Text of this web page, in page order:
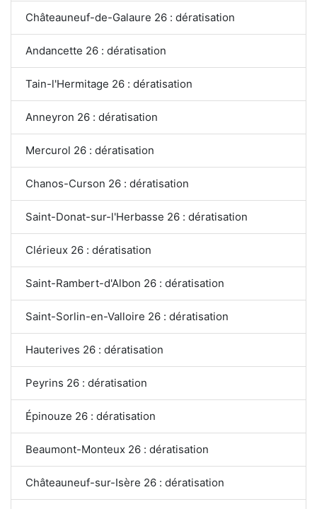
Châteauneuf-de-Galaure 26 : dératisation
Andancette 26 : dératisation
Tain-l'Hermitage 26 : dératisation
Anneyron 26 : dératisation
Mercurol 26 : dératisation
Chanos-Curson 26 : dératisation
Saint-Donat-sur-l'Herbasse 26 : dératisation
Clérieux 26 : dératisation
Saint-Rambert-d'Albon 26 : dératisation
Saint-Sorlin-en-Valloire 26 : dératisation
Hauterives 26 : dératisation
Peyrins 26 : dératisation
Épinouze 26 : dératisation
Beaumont-Monteux 26 : dératisation
Châteauneuf-sur-Isère 26 : dératisation